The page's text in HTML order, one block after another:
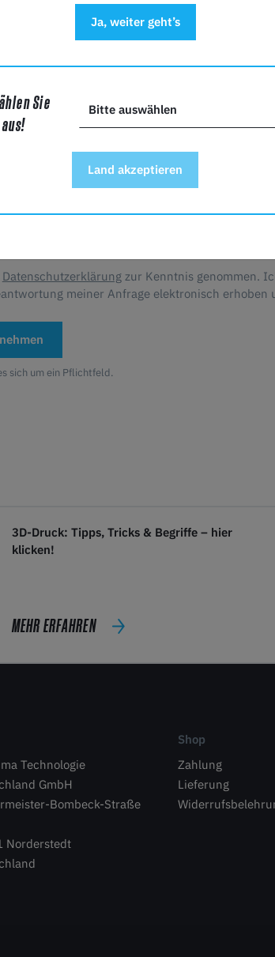
Datenschutzerklärungzur Kenntnis genommen.
meiner Anfrage elektronisch erhoben
sich um ein Pflichtfeld.
3D-Druck: Tipps, Tricks & Begriffe – hier
klicken!
MEHR ERFAHREN
Technologie
GmbH
Bombeck-Straße
Norderstedt
Shop
Zahlung
Lieferung
Ja, weiter geht’s
Sie
Land akzeptieren